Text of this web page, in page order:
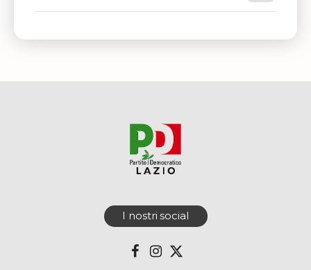
I nostri social